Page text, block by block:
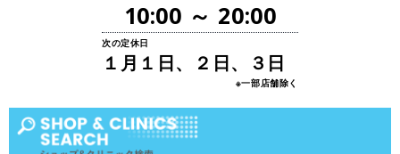
10:00 ～ 20:00
次の定休日
１月１日、２日、３日
※一部店舗除く